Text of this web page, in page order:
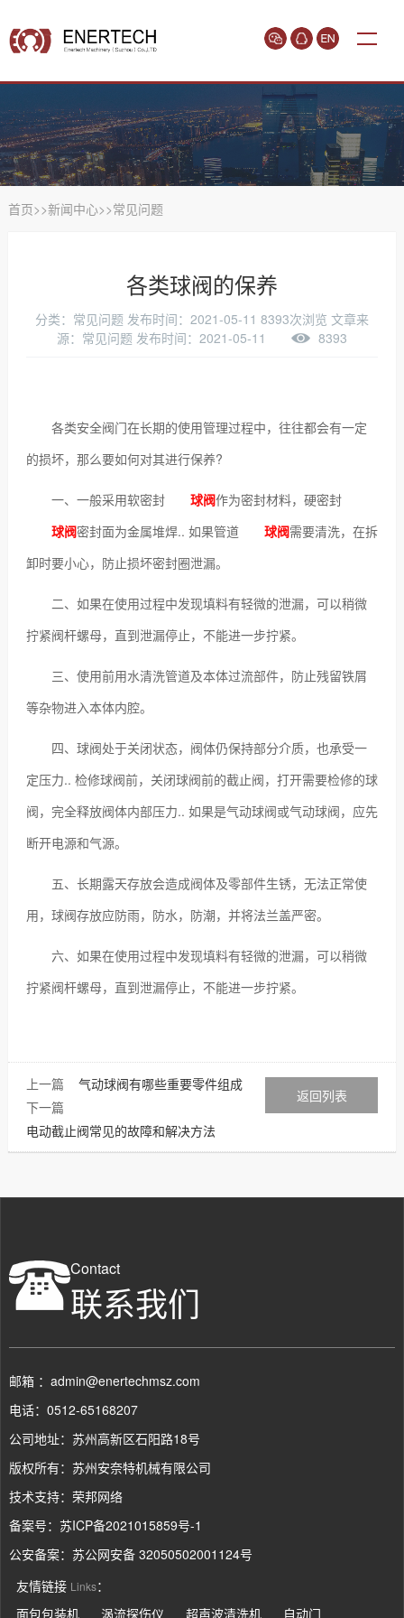
首页>>新闻中心>>常见问题
各类球阀的保养
分类：常见问题 发布时间：2021-05-11 8393次浏览 文章来
源：常见问题 发布时间：2021-05-11
8393
各类安全阀门在长期的使用管理过程中，往往都会有一定
的损坏，那么要如何对其进行保养?
一、一般采用软密封 球阀作为密封材料，硬密封
球阀密封面为金属堆焊.. 如果管道 球阀需要清洗，在拆
卸时要小心，防止损坏密封圈泄漏。
二、如果在使用过程中发现填料有轻微的泄漏，可以稍微
拧紧阀杆螺母，直到泄漏停止，不能进一步拧紧。
三、使用前用水清洗管道及本体过流部件，防止残留铁屑
等杂物进入本体内腔。
四、球阀处于关闭状态，阀体仍保持部分介质，也承受一
定压力.. 检修球阀前，关闭球阀前的截止阀，打开需要检修的球
阀，完全释放阀体内部压力.. 如果是气动球阀或气动球阀，应先
断开电源和气源。
五、长期露天存放会造成阀体及零部件生锈，无法正常使
用，球阀存放应防雨，防水，防潮，并将法兰盖严密。
六、如果在使用过程中发现填料有轻微的泄漏，可以稍微
拧紧阀杆螺母，直到泄漏停止，不能进一步拧紧。
返回列表
上一篇 气动球阀有哪些重要零件组成
下一篇
电动截止阀常见的故障和解决方法
Contact
联系我们
邮箱 ：admin@enertechmsz.com
电话：0512-65168207
公司地址：苏州高新区石阳路18号
版权所有：苏州安奈特机械有限公司
技术支持： 荣邦网络
备案号： 苏ICP备2021015859号-1
公安备案： 苏公网安备 32050502001124号
友情链接 Links：
面包包装机
涡流探伤仪 超声波清洗机 自动门